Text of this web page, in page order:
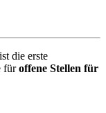
die erste
füroffene Stellen für